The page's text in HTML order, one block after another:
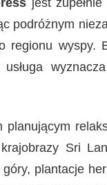
podróżnym
regionu wyspy.
Sri
plantacje